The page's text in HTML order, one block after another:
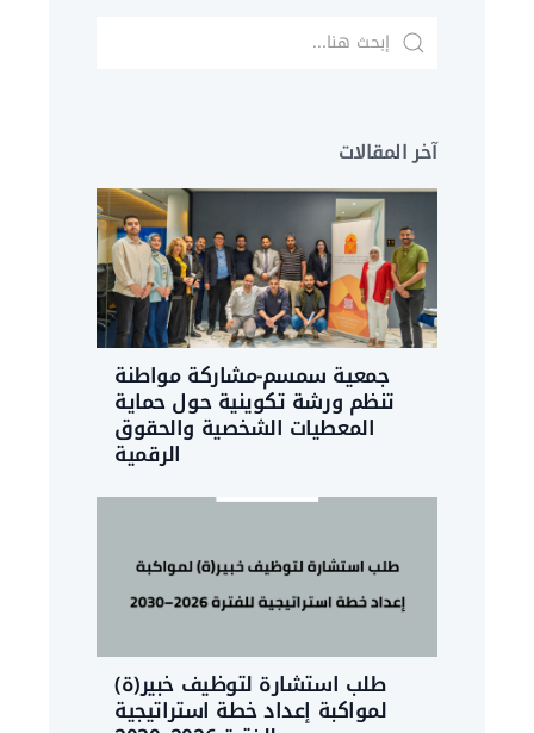
آخر المقالات
جمعية سمسم-مشاركة مواطنة
تنظم ورشة تكوينية حول حماية
المعطيات الشخصية والحقوق
الرقمية
طلب استشارة لتوظيف خبير(ة)
لمواكبة إعداد خطة استراتيجية